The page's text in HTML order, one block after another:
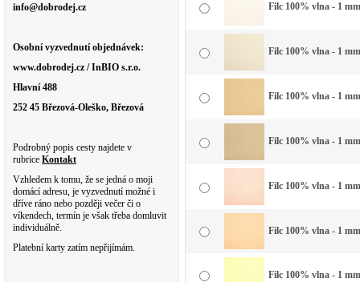
info@dobrodej.cz
Osobní vyzvednutí objednávek:
www.dobrodej.cz / InBIO s.r.o.
Hlavní 488
252 45 Březová-Oleško, Březová
Podrobný popis cesty najdete v
rubrice Kontakt
Vzhledem k tomu, že se jedná o moji
domácí adresu, je vyzvednutí možné i
dříve ráno nebo později večer či o
víkendech, termín je však třeba domluvit
individuálně.
Platební karty zatím nepřijímám.
Filc 100% vlna - 1
Filc 100% vlna - 1
Filc 100% vlna - 1
Filc 100% vlna - 1
Filc 100% vlna - 1
Filc 100% vlna - 1
Filc 100% vlna - 1